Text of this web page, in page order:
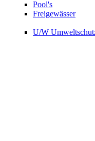
Pool's
Freigewässer
U/W